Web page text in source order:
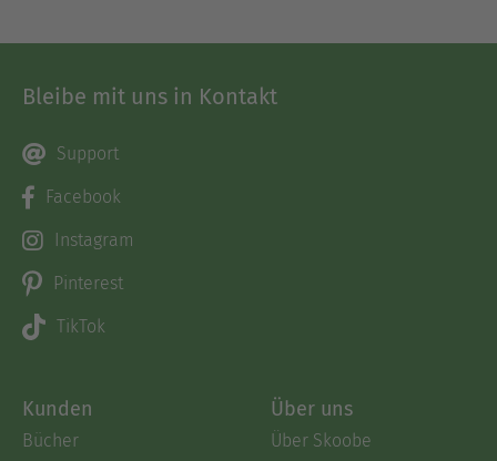
Bleibe mit uns in Kontakt
Support
Facebook
Instagram
Pinterest
TikTok
Kunden
Bücher
Über uns
Über Skoobe